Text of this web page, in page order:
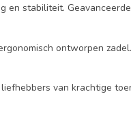
stabiliteit.
ontworpen
van krachtige